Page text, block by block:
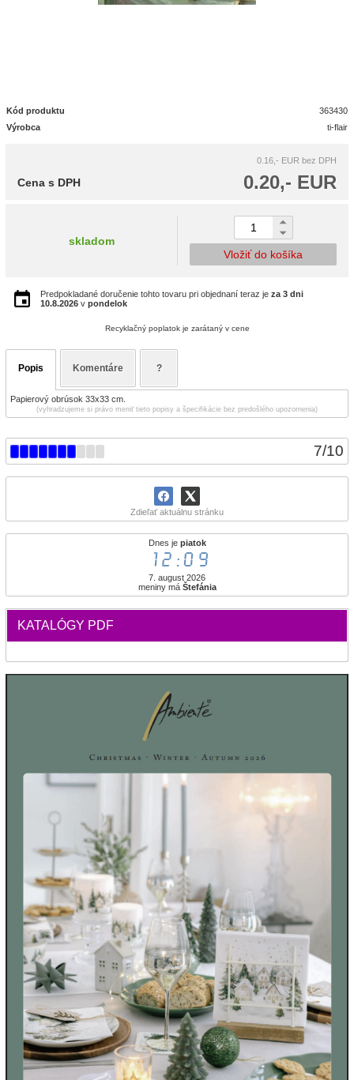
7/10
Zdieľať aktuálnu stránku
Dnes je piatok
12:09
7. august 2026
meniny má Štefánia
KATALÓGY PDF
Kód produktu
363430
Výrobca
ti-flair
0.16,- EUR bez DPH
0.20,- EUR
Cena s DPH
skladom
Vložiť do košíka
Predpokladané doručenie tohto tovaru pri objednaní teraz je za 3 dni
10.8.2026 v pondelok
Recyklačný poplatok je zarátaný v cene
Popis Komentáre ?
Papierový obrúsok 33x33 cm.
(vyhradzujeme si právo meniť tieto popisy a špecifikácie bez predošlého upozornenia)